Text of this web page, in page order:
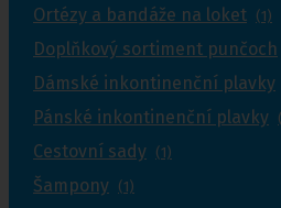
Ortézy a bandáže na loket (1)
Doplňkový sortiment punčoch
Dámské inkontinenční plavky
Pánské inkontinenční plavky
Cestovní sady (1)
Šampony (1)